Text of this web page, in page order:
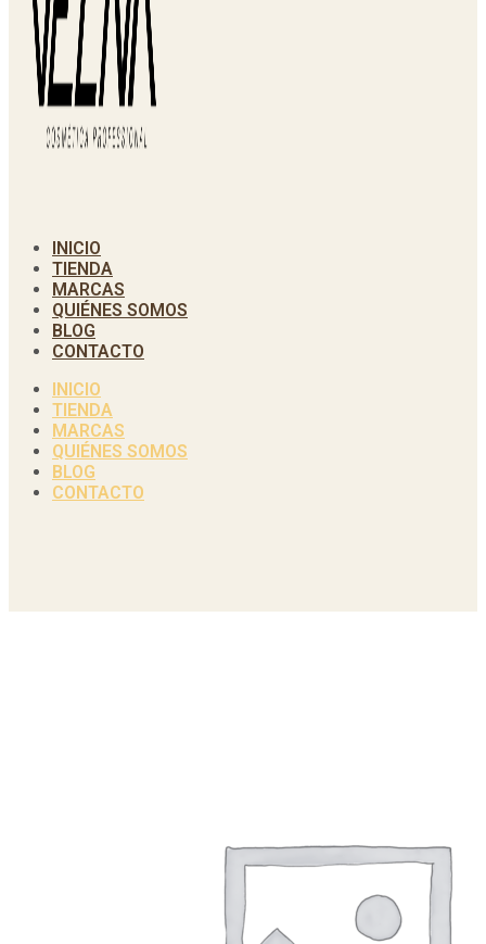
INICIO
TIENDA
MARCAS
QUIÉNES SOMOS
BLOG
CONTACTO
INICIO
TIENDA
MARCAS
QUIÉNES SOMOS
BLOG
CONTACTO